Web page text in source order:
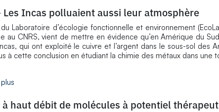
Les Incas polluaient aussi leur atmosphère
Laboratoire d’écologie fonctionnelle et environnement
au CNRS, vient de mettre en évidence qu’en Amérique du
qui ont exploité le cuivre et l’argent dans le sous-sol des
à cette conclusion en étudiant la chimie des métaux dans une
à haut débit de molécules à potentiel